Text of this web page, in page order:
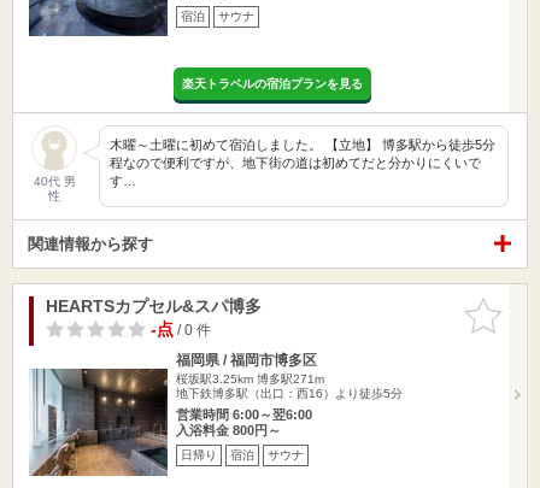
宿泊 サウナ
楽天トラベルの宿泊プランを見る
40代 男
性
木曜～土曜に初めて宿泊しました。 【立地】 博多駅から徒歩5分
程なので便利ですが、地下街の道は初めてだと分かりにくいで
す…
関連情報から探す
お気に入
りに追加
HEARTSカプセル&スパ博多
-点/ 0 件
福岡県 / 福岡市博多区
桜坂駅3.25km 博多駅271m
地下鉄博多駅（出口：西16）より徒歩5分
営業時間 6:00～翌6:00
入浴料金 800円～
日帰り 宿泊 サウナ